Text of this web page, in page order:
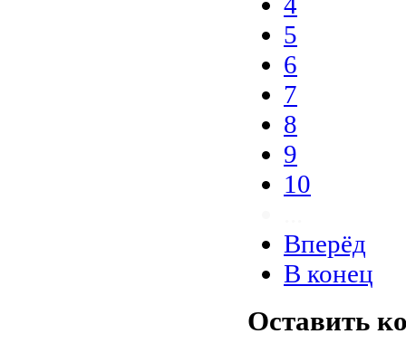
5
6
7
8
9
10
Вперёд
В конец
Оставить